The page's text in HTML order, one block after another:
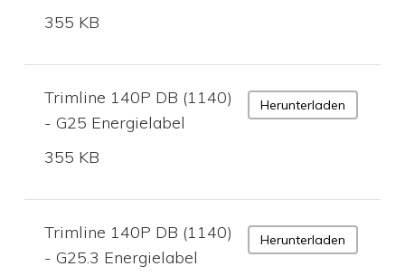
355 KB
Trimline 140P DB (1140)
- G25 Energielabel
355 KB
Herunterladen
Trimline 140P DB (1140)
- G25.3 Energielabel
Herunterladen